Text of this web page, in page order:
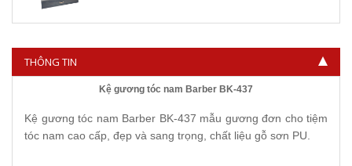
THÔNG TIN
Kệ gương tóc nam Barber BK-437
Kệ gương tóc nam Barber BK-437 mẫu gương đơn cho tiệm
tóc nam cao cấp, đẹp và sang trọng, chất liệu gỗ sơn PU.